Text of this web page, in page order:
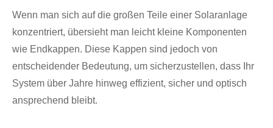
Wenn man sich auf die großen Teile einer Solaranlage
konzentriert, übersieht man leicht kleine Komponenten
wie Endkappen. Diese Kappen sind jedoch von
entscheidender Bedeutung, um sicherzustellen, dass Ihr
System über Jahre hinweg effizient, sicher und optisch
ansprechend bleibt.